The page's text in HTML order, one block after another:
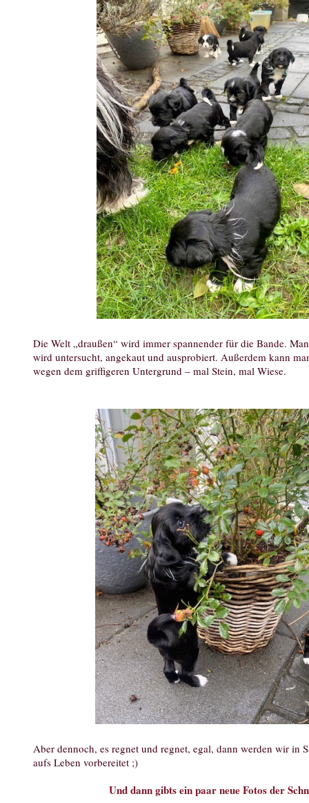
Die Welt „draußen“ wird immer spannender für die Bande.
wird untersucht, angekaut und ausprobiert. Außerdem kann
wegen dem griffigeren Untergrund – mal Stein, mal Wiese.
Aber dennoch, es regnet und regnet, egal, dann werden wir in
aufs Leben vorbereitet ;)
Und dann gibts ein paar neue Fotos der